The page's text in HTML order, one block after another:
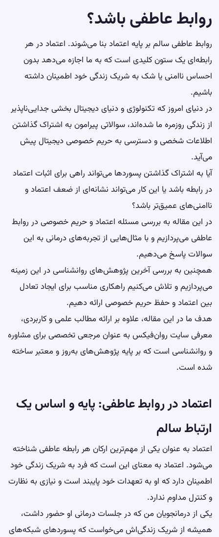
روابط عاطفی باشد؟
روابط عاطفی سالم بر پایه اعتماد بنا می‌شوند. اعتماد در هر
رابطه‌ای یک ستون کلیدی است که به ما اجازه می‌دهد بدون
احساس ناامنی یا شک به شریک زندگی خود اطمینان داشته
باشیم.
در دنیای امروز که تکنولوژی و دنیای دیجیتال بخشی جدایی‌ناپذیر
از زندگی روزمره ما شده‌اند، سوالاتی پیرامون به اشتراک گذاشتن
اطلاعات شخصی و دسترسی به حریم خصوصی دیجیتال پیش
می‌آید.
آیا به اشتراک گذاشتن پسوردها می‌تواند راهی برای اثبات اعتماد
در رابطه باشد یا این کار می‌تواند نشانه‌ای از ضعف اعتماد و
ناامنی‌های عمیق‌تر باشد؟
در این مقاله به بررسی مسئله اعتماد و حریم خصوصی در روابط
عاطفی می‌پردازیم و با مثال‌هایی از تجربه‌های درمانی به این
سوالات پاسخ می‌دهیم.
همچنین به بررسی آخرین پژوهش‌های روانشناسی در این زمینه
می‌پردازیم و تلاش می‌کنیم راهکاری مناسب برای ایجاد تعادل
بین اعتماد و حفظ حریم خصوصی ارائه دهیم.
هدف ما در این مقاله، علاوه بر ارائه مطالب علمی و کاربردی،
معرفی سایت روان‌فیکس به عنوان مرجعی تخصصی برای مشاوره
و روانشناسی است که بر پایه پژوهش‌های به‌روز و معتبر ساخته
شده است.
اعتماد در روابط عاطفی: پایه و اساس یک
ارتباط سالم
اعتماد به عنوان یکی از مهم‌ترین ارکان هر رابطه عاطفی شناخته
می‌شود. اعتماد به معنای این است که فرد به شریک زندگی خود
اطمینان دارد که او به تعهدات خود پایبند است و نیازی به نظارت
و کنترل مداوم ندارد.
یکی از درمانجویان من که در جلسات درمانی او حضور داشت،
همیشه از شریک زندگی‌اش می‌خواست که پسوردهای شبکه‌های